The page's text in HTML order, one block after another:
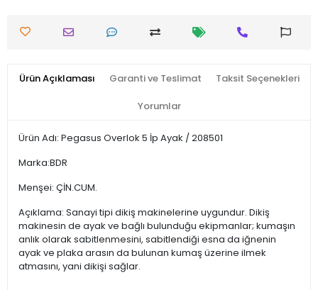
Ürün Açıklaması Garanti ve Teslimat Taksit Seçenekleri
Yorumlar
Ürün Adı: Pegasus Overlok 5 İp Ayak / 208501
Marka:BDR
Menşei: ÇİN.CUM.
Açıklama: Sanayi tipi dikiş makinelerine uygundur. Dikiş
makinesin de ayak ve bağlı bulunduğu ekipmanlar; kumaşın
anlık olarak sabitlenmesini, sabitlendiği esna da iğnenin
ayak ve plaka arasın da bulunan kumaş üzerine ilmek
atmasını, yani dikişi sağlar.